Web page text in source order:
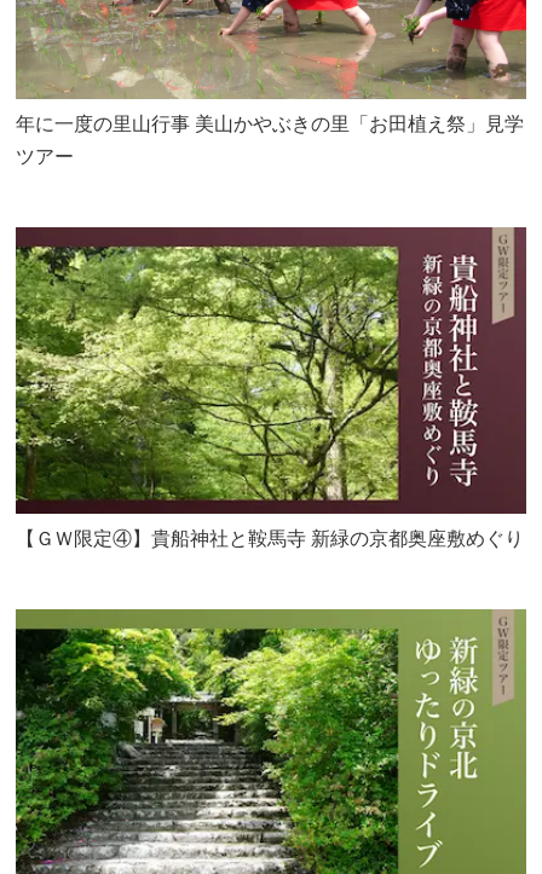
年に一度の里山行事 美山かやぶきの里「お田植え祭」見学
ツアー
【ＧＷ限定④】貴船神社と鞍馬寺 新緑の京都奥座敷めぐり